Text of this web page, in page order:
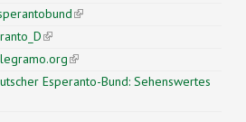
(link is external)
(link is external)
(link is external)
Esperanto-Bund: Sehenswertes